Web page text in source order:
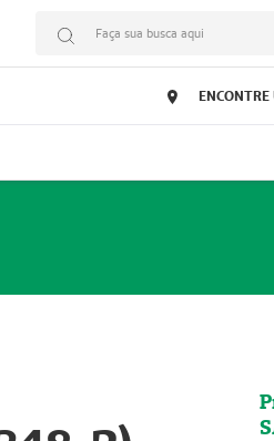
Faça sua busca aqui